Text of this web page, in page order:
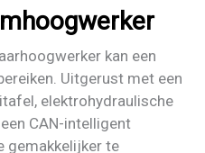
kan een
Uitgerust met een
elektrohydraulische
CAN-intelligent
gemakkelijker te